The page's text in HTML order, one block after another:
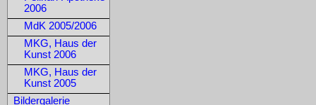
2006
MdK 2005/2006
MKG, Haus der
Kunst 2006
MKG, Haus der
Kunst 2005
Bildergalerie